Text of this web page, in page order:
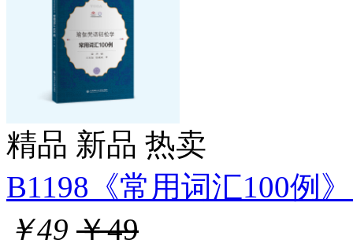
精品 新品 热卖
B1198《常用词汇100例
￥49 ￥49